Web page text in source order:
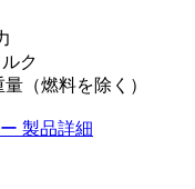
ク
（燃料を除く）
製品詳細